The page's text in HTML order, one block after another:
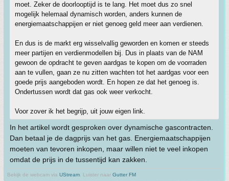
moet. Zeker de doorlooptijd is te lang. Het moet dus zo snel
mogelijk helemaal dynamisch worden, anders kunnen de
energiemaatschappijen er niet genoeg geld meer aan verdienen.
En dus is de markt erg wisselvallig geworden en komen er steeds
meer partijen en verdienmodellen bij. Dus in plaats van de NAM
gewoon de opdracht te geven aardgas te kopen om de voorraden
aan te vullen, gaan ze nu zitten wachten tot het aardgas voor een
goede prijs aangeboden wordt. En hopen ze dat het genoeg is.
Ondertussen wordt dat gas ook weer verkocht.
Voor zover ik het begrijp, uit jouw eigen link.
In het artikel wordt gesproken over dynamische gascontracten.
Dan betaal je de dagprijs van het gas. Energiemaatschappijen
moeten van tevoren inkopen, maar willen niet te veel inkopen
omdat de prijs in de tussentijd kan zakken.
Bekijk de webcam via UStream . Luister naar Gutter FM